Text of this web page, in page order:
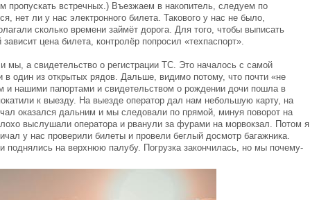
встречных.) Въезжаем в накопитель, следуем по
нет ли у нас электронного билета. Такового у нас не было,
сколько времени займёт дорога. Для того, чтобы выписать
цена билета, контролёр попросил «техпаспорт».
мы, а свидетельство о регистрации ТС. Это началось с самой
один из открытых рядов. Дальше, видимо потому, что почти «не
и нашими папортами и свидетельством о рождении дочи пошла в
к выезду. На выезде оператор дал нам небольшую карту, на
оказался дальним и мы следовали по прямой, минуя поворот на
выслушали оператора и рванули за фурами на морвокзал. Потом я
у нас проверили билеты и провели беглый досмотр багажника.
поднялись на верхнюю палубу. Погрузка закончилась, но мы почему-